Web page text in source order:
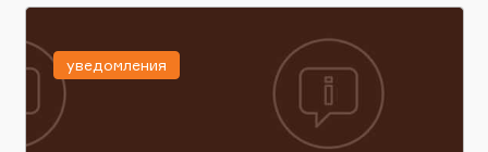
уведомления